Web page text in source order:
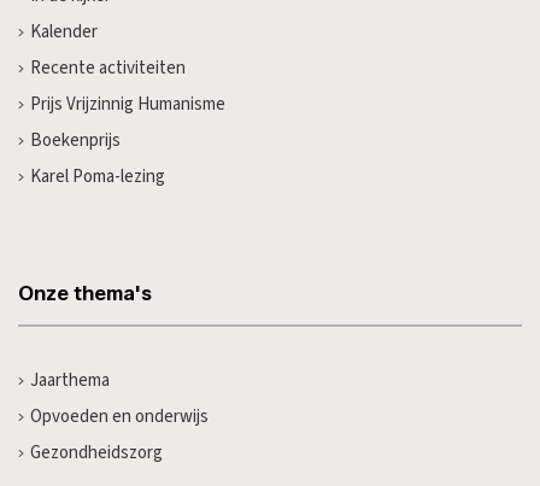
Kalender
Recente activiteiten
Prijs Vrijzinnig Humanisme
Boekenprijs
Karel Poma-lezing
Onze thema's
Jaarthema
Opvoeden en onderwijs
Gezondheidszorg